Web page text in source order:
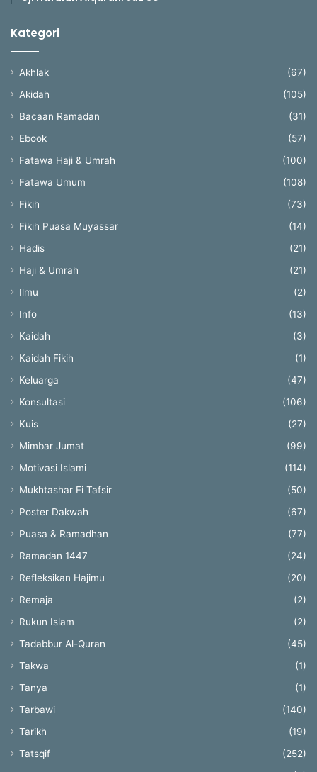
Kategori
Akhlak
(67)
Akidah
(105)
Bacaan Ramadan
(31)
Ebook
(57)
Fatawa Haji & Umrah
(100)
Fatawa Umum
(108)
Fikih
(73)
Fikih Puasa Muyassar
(14)
Hadis
(21)
Haji & Umrah
(21)
Ilmu
(2)
Info
(13)
Kaidah
(3)
Kaidah Fikih
(1)
Keluarga
(47)
Konsultasi
(106)
Kuis
(27)
Mimbar Jumat
(99)
Motivasi Islami
(114)
Mukhtashar Fi Tafsir
(50)
Poster Dakwah
(67)
Puasa & Ramadhan
(77)
Ramadan 1447
(24)
Refleksikan Hajimu
(20)
Remaja
(2)
Rukun Islam
(2)
Tadabbur Al-Quran
(45)
Takwa
(1)
Tanya
(1)
Tarbawi
(140)
Tarikh
(19)
Tatsqif
(252)